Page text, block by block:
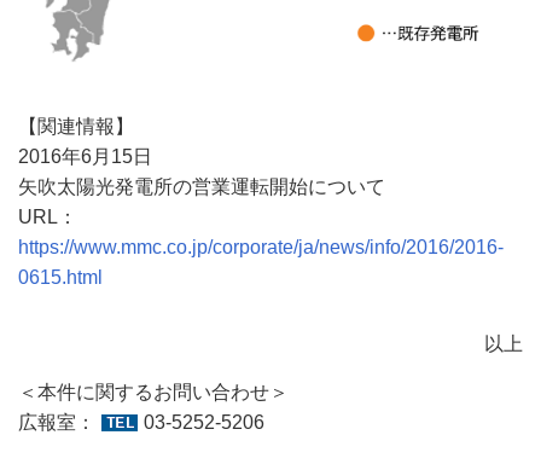
【関連情報】
2016年6月15日
矢吹太陽光発電所の営業運転開始について
URL：
https://www.mmc.co.jp/corporate/ja/news/info/2016/2016-
0615.html
以上
＜本件に関するお問い合わせ＞
広報室：
03-5252-5206